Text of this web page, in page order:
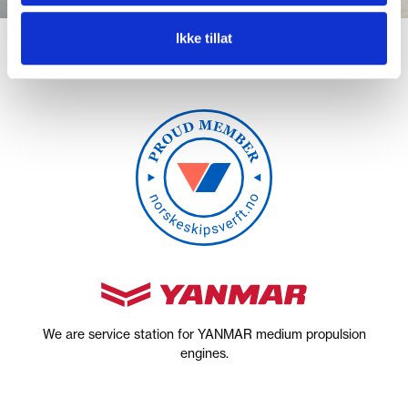
Ikke tillat
We are service station for YANMAR medium propulsion
engines.